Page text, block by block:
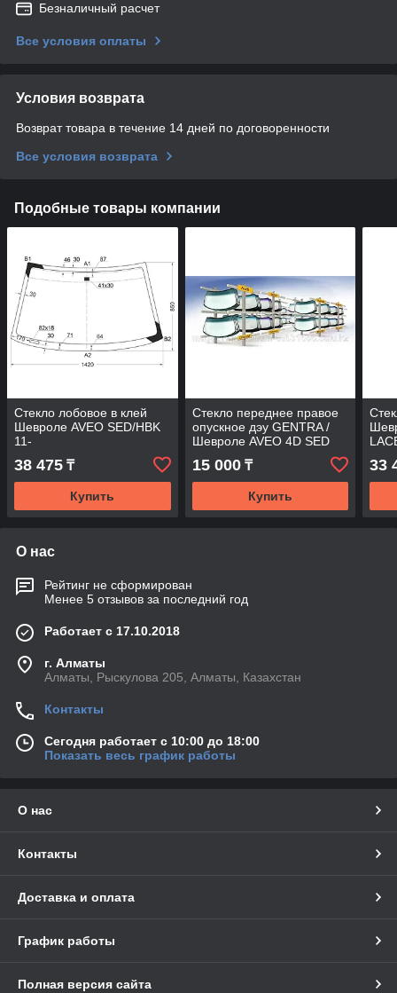
Безналичный расчет
Все условия оплаты
Условия возврата
Возврат товара в течение 14 дней по договоренности
Все условия возврата
Подобные товары компании
Стекло лобовое в клей
Шевроле AVEO SED/HBK
11-
38 475 ₸
Купить
Стекло переднее правое
опускное дэу GENTRA /
Шевроле AVEO 4D SED
15 000₸
Купить
33
О нас
Рейтинг не сформирован
Менее 5 отзывов за последний год
Работает с 17.10.2018
г. Алматы
Алматы, Рыскулова 205, Алматы, Казахстан
Контакты
Сегодня работает с 10:00 до 18:00
Показать весь график работы
О нас
Контакты
Доставка и оплата
График работы
Полная версия сайта